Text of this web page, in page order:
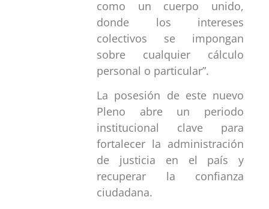
como un cuerpo unido,
donde los intereses
colectivos se impongan
sobre cualquier cálculo
personal o particular”.
La posesión de este nuevo
Pleno abre un periodo
institucional clave para
fortalecer la administración
de justicia en el país y
recuperar la confianza
ciudadana.